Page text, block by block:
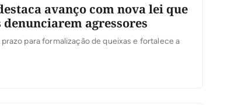
avanço com nova lei que
agressores
para formalização de queixas e fortalece a